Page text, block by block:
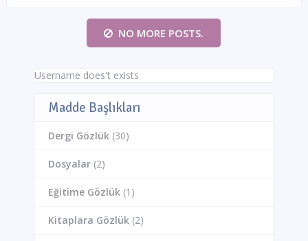
NO MORE POSTS.
Username does't exists
Madde Başlıkları
Dergi Gözlük(30)
Dosyalar(2)
Eğitime Gözlük(1)
Kitaplara Gözlük(2)